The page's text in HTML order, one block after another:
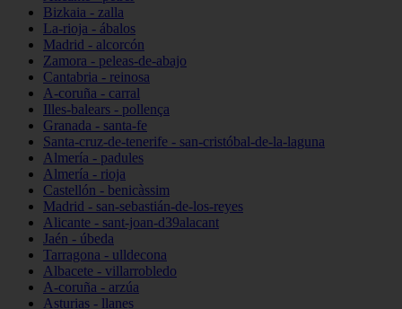
Bizkaia - zalla
La-rioja - ábalos
Madrid - alcorcón
Zamora - peleas-de-abajo
Cantabria - reinosa
A-coruña - carral
Illes-balears - pollença
Granada - santa-fe
Santa-cruz-de-tenerife - san-cristóbal-de-la-laguna
Almería - padules
Almería - rioja
Castellón - benicàssim
Madrid - san-sebastián-de-los-reyes
Alicante - sant-joan-d39alacant
Jaén - úbeda
Tarragona - ulldecona
Albacete - villarrobledo
A-coruña - arzúa
Asturias - llanes